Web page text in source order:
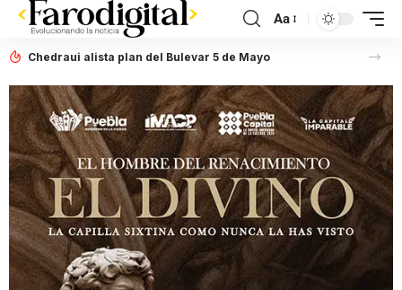
Aa
Chedraui alista plan del Bulevar 5 de Mayo